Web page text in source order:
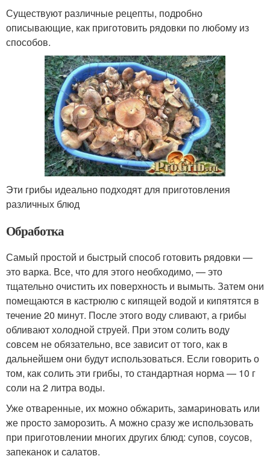
Существуют различные рецепты, подробно
описывающие, как приготовить рядовки по любому из
способов.
Эти грибы идеально подходят для приготовления
различных блюд
Обработка
Самый простой и быстрый способ готовить рядовки —
это варка. Все, что для этого необходимо, — это
тщательно очистить их поверхность и вымыть. Затем они
помещаются в кастрюлю с кипящей водой и кипятятся в
течение 20 минут. После этого воду сливают, а грибы
обливают холодной струей. При этом солить воду
совсем не обязательно, все зависит от того, как в
дальнейшем они будут использоваться. Если говорить о
том, как солить эти грибы, то стандартная норма — 10 г
соли на 2 литра воды.
Уже отваренные, их можно обжарить, замариновать или
же просто заморозить. А можно сразу же использовать
при приготовлении многих других блюд: супов, соусов,
запеканок и салатов.